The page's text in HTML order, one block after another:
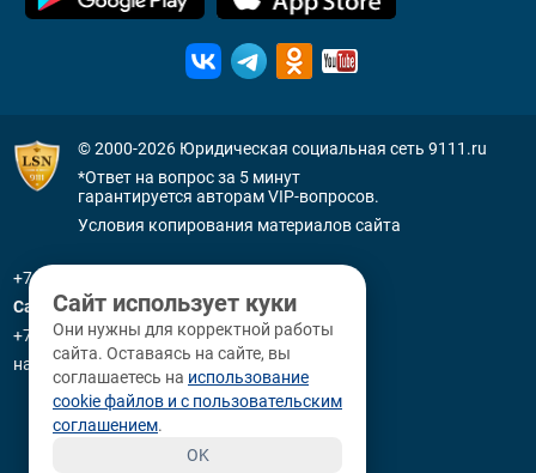
© 2000-2026 Юридическая социальная сеть 9111.ru
*Ответ на вопрос за 5 минут
гарантируется авторам VIP-вопросов.
Условия копирования материалов сайта
+7 (800) 505-91-11
Санкт-Петербург
+7 (812) 336-92-64
наб. р. Фонтанки, д. 59
Сайт использует куки
Они нужны для корректной работы
сайта. Оставаясь на сайте, вы
соглашаетесь на использование
cookie файлов и с пользовательским
соглашением.
OK